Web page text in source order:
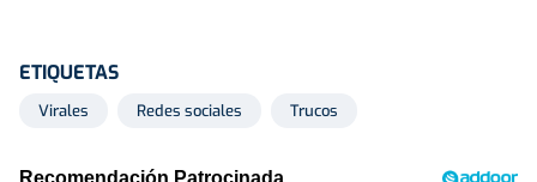
ETIQUETAS
Virales Redes sociales Trucos